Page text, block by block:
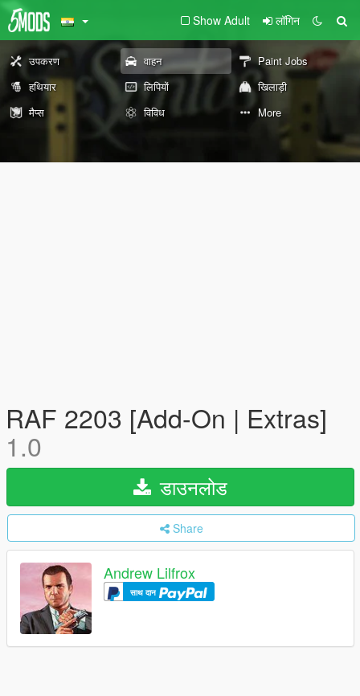
Show Adult लॉगिन
उपकरण वाहन
Paint Jobs
हथियार
लिपियों
खिलाड़ी
मैप्स
विविध More
RAF 2203 [Add-On | Extras]
1.0
डाउनलोड
Share
Andrew Lilfrox
साथ दान